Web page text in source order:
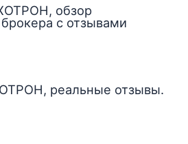
обзор
с отзывами
реальные отзывы.